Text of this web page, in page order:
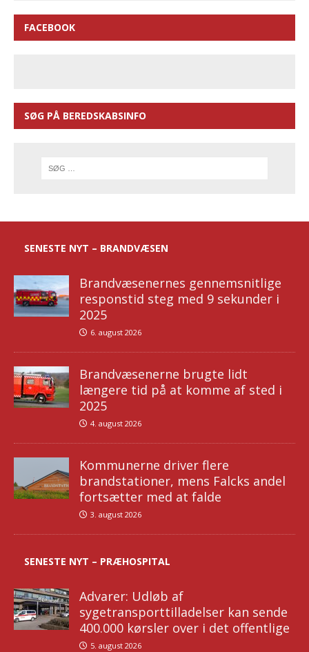
FACEBOOK
SØG PÅ BEREDSKABSINFO
SENESTE NYT – BRANDVÆSEN
Brandvæsenernes gennemsnitlige
responstid steg med 9 sekunder i
2025
6. august 2026
Brandvæsenerne brugte lidt
længere tid på at komme af sted i
2025
4. august 2026
Kommunerne driver flere
brandstationer, mens Falcks andel
fortsætter med at falde
3. august 2026
SENESTE NYT – PRÆHOSPITAL
Advarer: Udløb af
sygetransporttilladelser kan sende
400.000 kørsler over i det offentlige
5. august 2026